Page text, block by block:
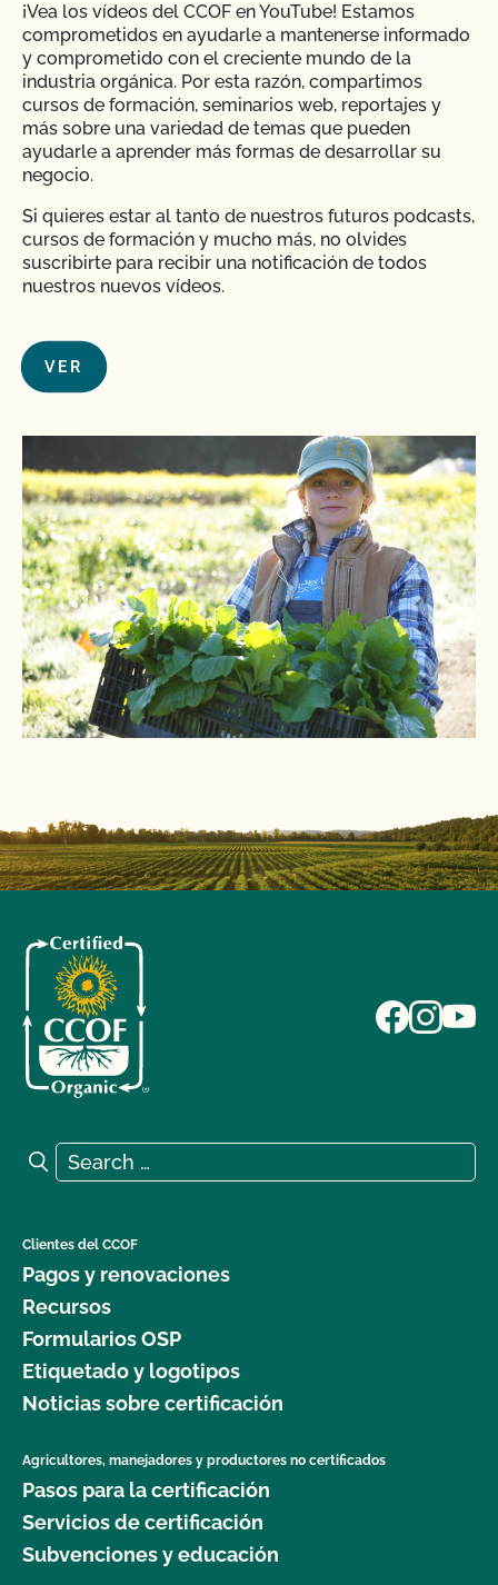
¡Vea los vídeos del CCOF en YouTube! Estamos
comprometidos en ayudarle a mantenerse informado
y comprometido con el creciente mundo de la
industria orgánica. Por esta razón, compartimos
cursos de formación, seminarios web, reportajes y
más sobre una variedad de temas que pueden
ayudarle a aprender más formas de desarrollar su
negocio.
Si quieres estar al tanto de nuestros futuros podcasts,
cursos de formación y mucho más, no olvides
suscribirte para recibir una notificación de todos
nuestros nuevos vídeos.
VER
Search for:
Search
Clientes del CCOF
Pagos y renovaciones
Recursos
Formularios OSP
Etiquetado y logotipos
Noticias sobre certificación
Agricultores, manejadores y productores no certificados
Pasos para la certificación
Servicios de certificación
Subvenciones y educación